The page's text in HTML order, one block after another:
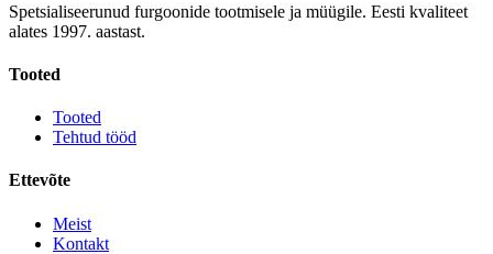
Spetsialiseerunud furgoonide tootmisele ja müügile. Eesti kvaliteet
alates 1997. aastast.
Tooted
Tooted
Tehtud tööd
Ettevõte
Meist
Kontakt